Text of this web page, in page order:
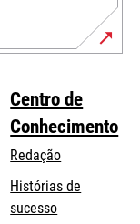
Centro de
Conhecimento
Redação
Histórias de
sucesso